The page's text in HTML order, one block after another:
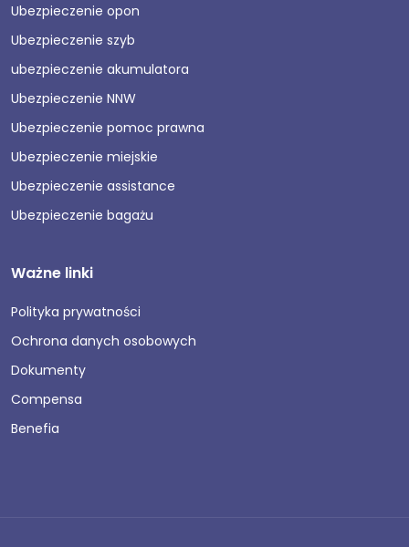
Ubezpieczenie opon
Ubezpieczenie szyb
ubezpieczenie akumulatora
Ubezpieczenie NNW
Ubezpieczenie pomoc prawna
Ubezpieczenie miejskie
Ubezpieczenie assistance
Ubezpieczenie bagażu
Ważne linki
Polityka prywatności
Ochrona danych osobowych
Dokumenty
Compensa
Benefia